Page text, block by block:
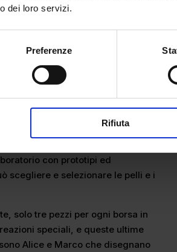
dei loro servizi.
Preferenze
Rifiuta
Firenze
misura
. Alice e Marco percepiscono
con i loro clienti. Seguono tutto il
di questi oggetti, di queste
di assistere al processo
“E’ come fare un abito per
perché non c’è cosa meno
con prototipi ed
scegliere e selezionare le pelli e i
solo tre pezzi per ogni borsa in
speciali, e queste ultime
Alice e Marco che disegnano